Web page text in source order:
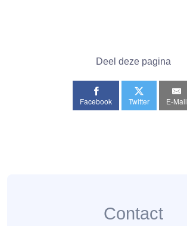
Deel deze pagina
Facebook Twitter E-Mail
Contact